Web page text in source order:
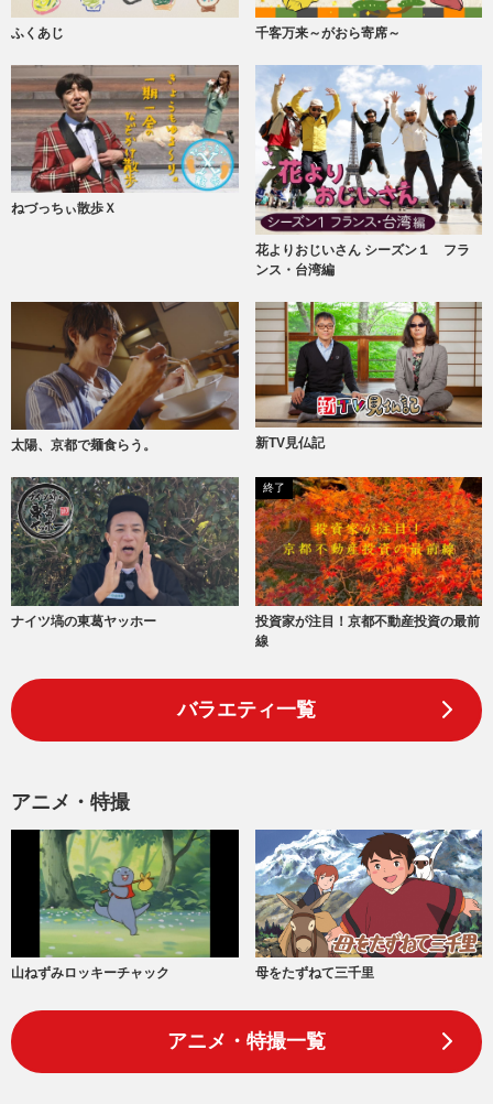
ふくあじ 千客万来～がおら寄席～
ねづっちぃ散歩Ｘ
花よりおじいさん シーズン１ フラ
ンス・台湾編
太陽、京都で麺食らう。 新TV見仏記
ナイツ塙の東葛ヤッホー
終了
投資家が注目！京都不動産投資の最前
線
バラエティ一覧
アニメ・特撮
山ねずみロッキーチャック 母をたずねて三千里
アニメ・特撮一覧